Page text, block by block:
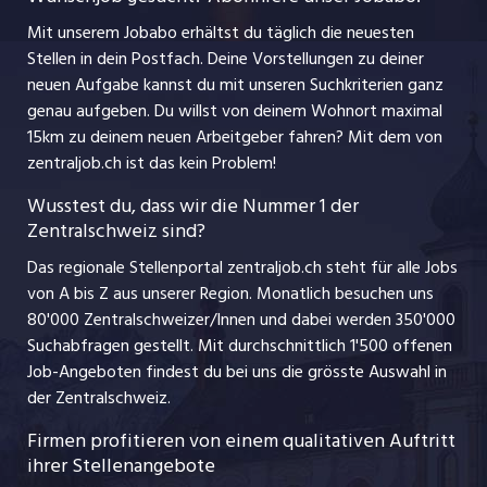
Praktika
Lehrstellen
Ferienjobs
Führungspositionen
Jobline
Nutzungsbedingungen
Impressum
jobbasel.ch
jobbern.ch
jobmittelland.ch
schaffu.ch (VS)
ajourjob.ch
Mit unserem Jobabo erhältst du täglich die neuesten
Stellen in dein Postfach. Deine Vorstellungen zu deiner
neuen Aufgabe kannst du mit unseren Suchkriterien ganz
genau aufgeben. Du willst von deinem Wohnort maximal
15km zu deinem neuen Arbeitgeber fahren? Mit demvon
zentraljob.ch ist das kein Problem!
Wusstest du, dass wir die Nummer 1 der
Zentralschweiz sind?
Das regionale Stellenportal zentraljob.ch steht für alle Jobs
von A bis Z aus unserer Region. Monatlich besuchen uns
80'000 Zentralschweizer/Innen und dabei werden 350'000
Suchabfragen gestellt. Mit durchschnittlich 1'500 offenen
Job-Angeboten findest du bei uns die grösste Auswahl in
der Zentralschweiz.
Firmen profitieren von einem qualitativen Auftritt
ihrer Stellenangebote